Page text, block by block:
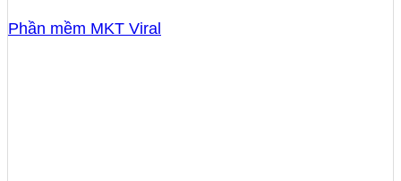
Phần mềm MKT Viral